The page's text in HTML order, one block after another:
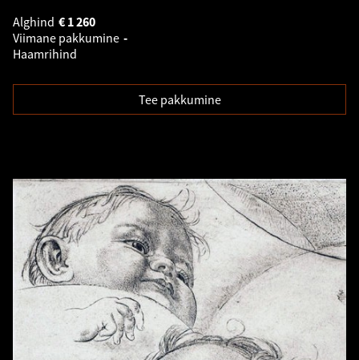
Alghind
1 260
€
Viimane pakkumine -
Haamrihind
Tee pakkumine